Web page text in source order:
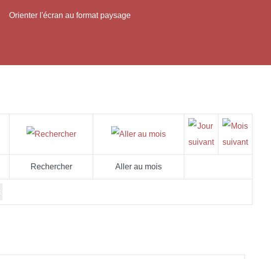
Orienter l'écran au format paysage
Rechercher Aller au mois